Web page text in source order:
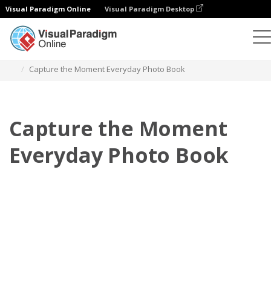
Visual Paradigm Online Visual Paradigm Desktop
Capture the Moment Everyday Photo Book
Capture the Moment
Everyday Photo Book